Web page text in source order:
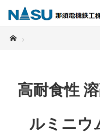
高耐食性
ルミニウ